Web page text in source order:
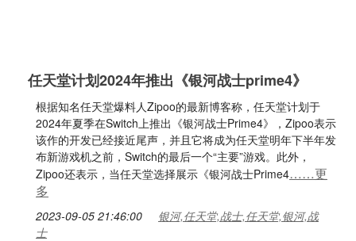
任天堂计划2024年推出《银河战士prime4》
根据知名任天堂爆料人Zipoo的最新博客称，任天堂计划于
2024年夏季在Switch上推出《银河战士Prime4》，Zipoo表示
该作的开发已经接近尾声，并且它将成为任天堂明年下半年发
布新游戏机之前，Switch的最后一个“主要”游戏。此外，
Zipoo还表示，当任天堂选择展示《银河战士Prime4……更
多
2023-09-05 21:46:00
银河,任天堂,战士,任天堂,银河,战
士